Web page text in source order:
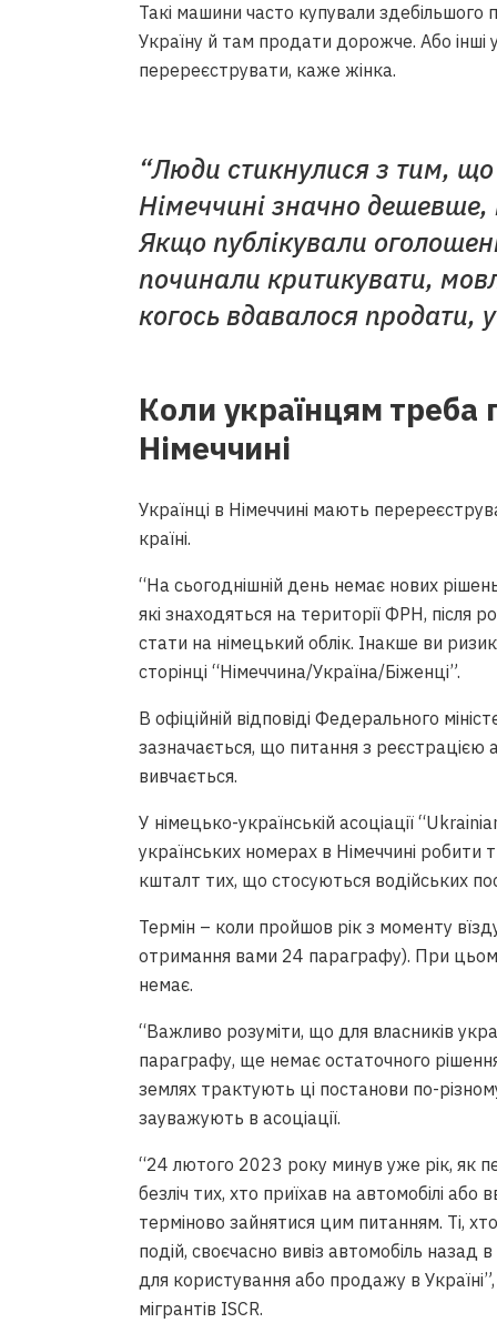
Такі машини часто купували
Україну й там продати дорожче. Або інші
перереєструвати, каже жінка.
“Люди стикнулися з тим, що
Німеччині значно дешевше,
Якщо публікували
починали критикувати,
когось вдавалося продати,
Коли українцям треба
Німеччині
Українці в Німеччині мають
країні.
“На сьогоднішній день немає нових
які знаходяться на території ФРН, після
стати на німецький облік. Інакше ви
сторінці “Німеччина/Україна/Біженці”.
В офіційній відповіді Федерального
зазначається, що питання з реєстрацією
вивчається.
У німецько-українській асоціації
українських номерах в Німеччині робити
кшталт тих, що стосуються водійських
Термін – коли пройшов рік з моменту
отримання вами 24 параграфу). При
немає.
“Важливо розуміти, що для власників
параграфу, ще немає остаточного
землях трактують ці постанови по-
зауважують в асоціації.
“24 лютого 2023 року минув уже рік, як
безліч тих, хто приїхав на автомобілі або
терміново зайнятися цим питанням. Ті,
подій, своєчасно вивіз автомобіль
для користування або продажу в
мігрантів ISCR.